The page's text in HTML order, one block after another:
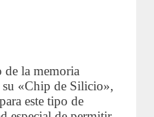
de la memoria
«Chip de Silicio»,
este tipo de